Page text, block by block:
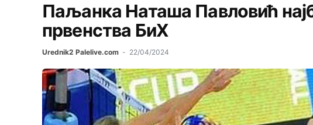
Паљанка Наташа Павловић
првенства БиХ
Urednik2 Palelive.com - 22/04/2024